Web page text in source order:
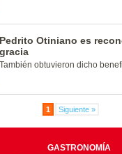
Pedrito Otiniano es
gracia
También obtuvieron dicho
1 Siguiente »
GASTRONOMÍA